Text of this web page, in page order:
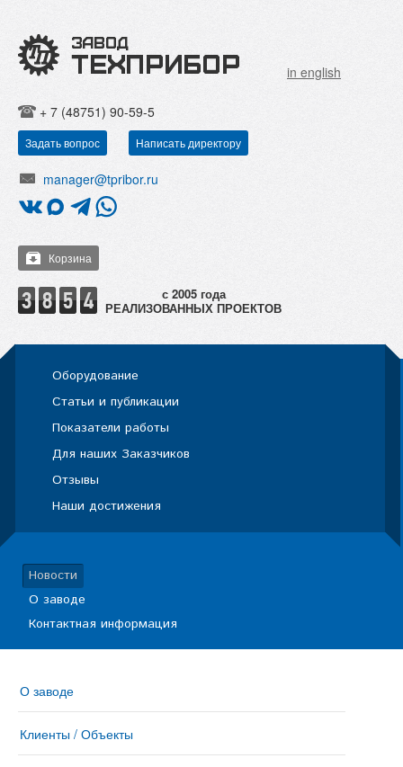
in english
+ 7 (48751) 90-59-5
Задать вопрос Написать директору
manager@tpribor.ru
Корзина
РЕАЛИЗОВАННЫХ ПРОЕКТОВ
Оборудование
Статьи и публикации
Показатели работы
Для наших Заказчиков
Отзывы
Наши достижения
Новости
О заводе
Контактная информация
О заводе
Клиенты / Объекты